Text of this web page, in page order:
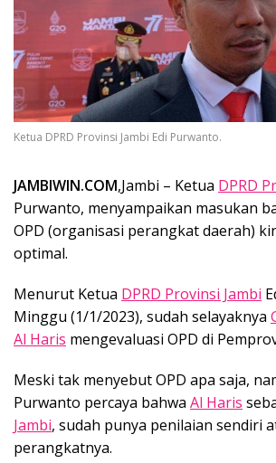
Ketua DPRD Provinsi Jambi Edi Purwanto.
JAMBIWIN.COM,Jambi – Ketua DPRD
Purwanto, menyampaikan masukan
OPD (organisasi perangkat daerah)
optimal.
Menurut Ketua DPRD Provinsi Jambi
Minggu (1/1/2023), sudah selayaknya
Al Haris mengevaluasi OPD di
Meski tak menyebut OPD apa saja,
Purwanto percaya bahwa Al Haris
Jambi, sudah punya penilaian sendiri
perangkatnya.